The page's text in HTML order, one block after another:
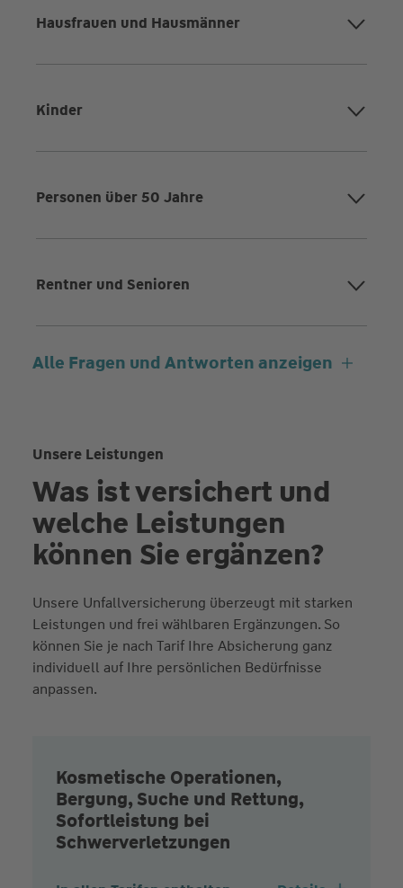
Hausfrauen und Hausmänner
Kinder
Personen über 50 Jahre
Rentner und Senioren
Alle Fragen und Antworten anzeigen
Unsere Leistungen
Was ist versichert und
welche Leistungen
können Sie ergänzen?
Unsere Unfallversicherung überzeugt mit starken
Leistungen und frei wählbaren Ergänzungen. So
können Sie je nach Tarif Ihre Absicherung ganz
individuell auf Ihre persönlichen Bedürfnisse
anpassen.
Kosmetische Operationen,
Bergung, Suche und Rettung,
Sofortleistung bei
Schwerverletzungen